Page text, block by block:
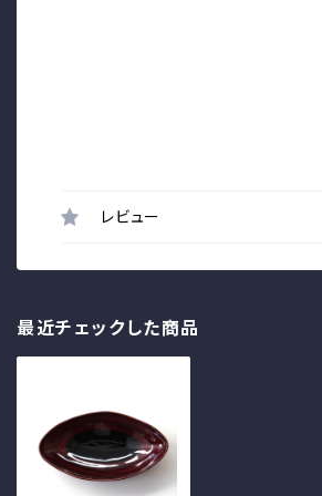
レビュー
最近チェックした商品